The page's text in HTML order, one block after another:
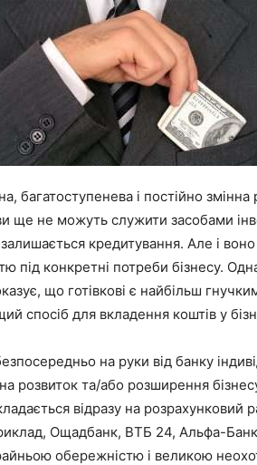
багатоступенева і постійно змінна
ще не можуть служити засобами
кредитування. Але і воно
під конкретні потреби бізнесу.
що готівкові є найбільш
спосіб для вкладення коштів у
на руки від банку
розвиток та/або розширення
відразу на розрахунковий
Ощадбанк, ВТБ 24, Альфа-Банк
обережністю і великою